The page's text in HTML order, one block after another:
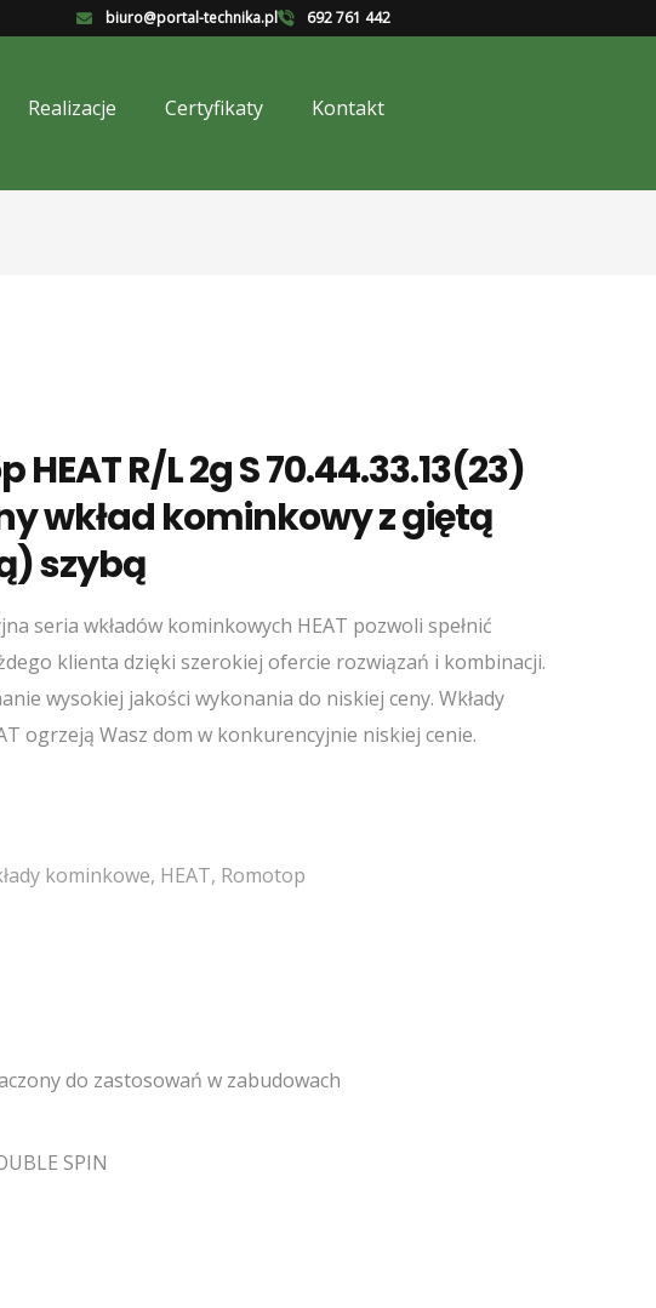
biuro@portal-technika.pl 692 761 442
Realizacje Certyfikaty Kontakt
HEAT R/L 2g S 70.44.33.13(23)
wkład kominkowy z giętą
szybą
seria wkładów kominkowych HEAT pozwoli spełnić
klienta dzięki szerokiej ofercie rozwiązań i kombinacji.
wysokiej jakości wykonania do niskiej ceny. Wkłady
ogrzeją Wasz dom w konkurencyjnie niskiej cenie.
kominkowe, HEAT, Romotop
do zastosowań w zabudowach
SPIN